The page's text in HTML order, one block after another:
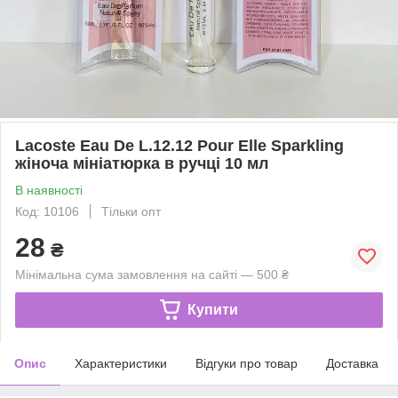
Lacoste Eau De L.12.12 Pour Elle Sparkling
жіноча мініатюрка в ручці 10 мл
В наявності
Код: 10106
Тільки опт
28 ₴
Мінімальна сума замовлення на сайті — 500 ₴
Купити
Опис Характеристики Відгуки про товар Доставка